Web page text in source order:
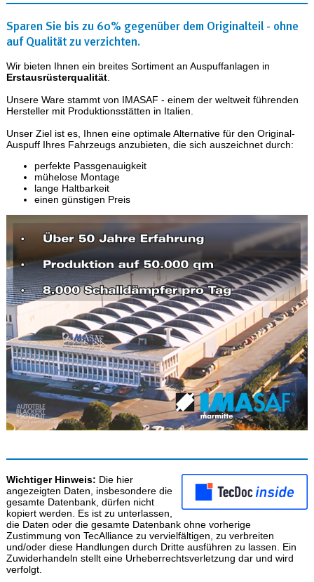
Sparen Sie bis zu 60% gegenüber dem Originalteil - ohne
auf Qualität zu verzichten.
Wir bieten Ihnen ein breites Sortiment an Auspuffanlagen in
Erstausrüsterqualität.
Unsere Ware stammt von IMASAF - einem der weltweit führenden
Hersteller mit Produktionsstätten in Italien.
Unser Ziel ist es, Ihnen eine optimale Alternative für den Original-
Auspuff Ihres Fahrzeugs anzubieten, die sich auszeichnet durch:
perfekte Passgenauigkeit
mühelose Montage
lange Haltbarkeit
einen günstigen Preis
Wichtiger Hinweis: Die hier
angezeigten Daten, insbesondere die
gesamte Datenbank, dürfen nicht
kopiert werden. Es ist zu unterlassen,
die Daten oder die gesamte Datenbank ohne vorherige
Zustimmung von TecAlliance zu vervielfältigen, zu verbreiten
und/oder diese Handlungen durch Dritte ausführen zu lassen. Ein
Zuwiderhandeln stellt eine Urheberrechtsverletzung dar und wird
verfolgt.